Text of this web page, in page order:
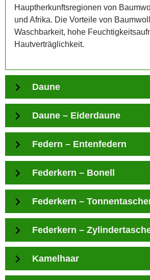
Hauptherkunftsregionen von
und Afrika. Die Vorteile von
Waschbarkeit, hohe
Hautverträglichkeit.
Daune
Daune – Eiderdaune
Federn – Entenfedern
Federkern – Bonell
Federkern –
Federkern –
Kamelhaar